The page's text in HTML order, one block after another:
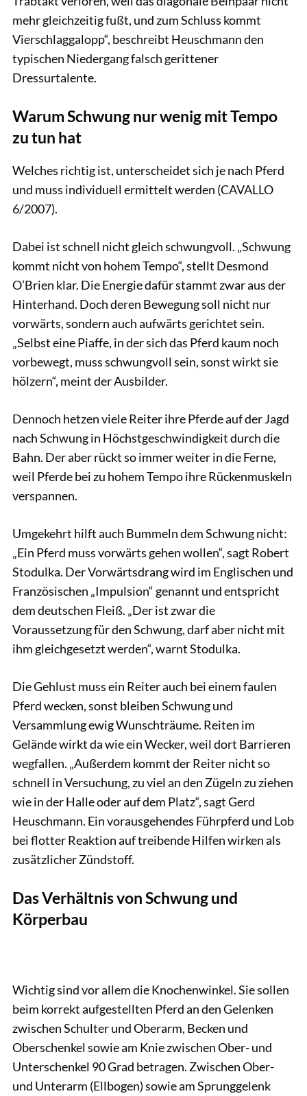
mehr gleichzeitig fußt, und zum Schluss kommt
Vierschlaggalopp“, beschreibt Heuschmann den
typischen Niedergang falsch gerittener
Dressurtalente.
Warum Schwung nur wenig mit Tempo
zu tun hat
Welches richtig ist, unterscheidet sich je nach Pferd
und muss individuell ermittelt werden (CAVALLO
6/2007).
Dabei ist schnell nicht gleich schwungvoll. „Schwung
kommt nicht von hohem Tempo“, stellt Desmond
O’Brien klar. Die Energie dafür stammt zwar aus der
Hinterhand. Doch deren Bewegung soll nicht nur
vorwärts, sondern auch aufwärts gerichtet sein.
„Selbst eine Piaffe, in der sich das Pferd kaum noch
vorbewegt, muss schwungvoll sein, sonst wirkt sie
hölzern“, meint der Ausbilder.
Dennoch hetzen viele Reiter ihre Pferde auf der Jagd
nach Schwung in Höchstgeschwindigkeit durch die
Bahn. Der aber rückt so immer weiter in die Ferne,
weil Pferde bei zu hohem Tempo ihre Rückenmuskeln
verspannen.
Umgekehrt hilft auch Bummeln dem Schwung nicht:
„Ein Pferd muss vorwärts gehen wollen“, sagt Robert
Stodulka. Der Vorwärtsdrang wird im Englischen und
Französischen „Impulsion“ genannt und entspricht
dem deutschen Fleiß. „Der ist zwar die
Voraussetzung für den Schwung, darf aber nicht mit
ihm gleichgesetzt werden“, warnt Stodulka.
Die Gehlust muss ein Reiter auch bei einem faulen
Pferd wecken, sonst bleiben Schwung und
Versammlung ewig Wunschträume. Reiten im
Gelände wirkt da wie ein Wecker, weil dort Barrieren
wegfallen. „Außerdem kommt der Reiter nicht so
schnell in Versuchung, zu viel an den Zügeln zu ziehen
wie in der Halle oder auf dem Platz“, sagt Gerd
Heuschmann. Ein vorausgehendes Führpferd und Lob
bei flotter Reaktion auf treibende Hilfen wirken als
zusätzlicher Zündstoff.
Das Verhältnis von Schwung und
Körperbau
Wichtig sind vor allem die Knochenwinkel. Sie sollen
beim korrekt aufgestellten Pferd an den Gelenken
zwischen Schulter und Oberarm, Becken und
Oberschenkel sowie am Knie zwischen Ober- und
Unterschenkel 90 Grad betragen. Zwischen Ober-
und Unterarm (Ellbogen) sowie am Sprunggelenk